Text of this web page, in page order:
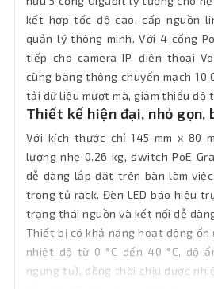
Băng
thông
chuyển
mạch
10 Gbps
MAC
Address
2K
Tính
năng
chính
Mac Address Auto-
Aging, IEEE 802.3x
802.1p/DSCP QoS,
Feature, IGMP
Nhiệt độ
động
0 °C đến 40 °C
kết hợp tốc độ cao, cấp nguồn
quản lý thông minh. Với 4 cổng
tiếp cho camera IP, điện thoại
cùng băng thông chuyển mạch 10
tải dữ liệu mượt mà, giảm thiểu độ
Thiết kế hiện đại, nhỏ gọn,
Với kích thước chỉ 145 mm x 80
lượng nhẹ 0.26 kg, switch PoE
dễ dàng lắp đặt trên bàn làm
trong tủ rack. Đèn LED báo hiệu
trạng thái nguồn và kết nối dễ
Thiết bị có khả năng hoạt động
nhiệt độ từ 0 °C đến 40 °C, độ
ngưng tụ), đồng thời chịu được